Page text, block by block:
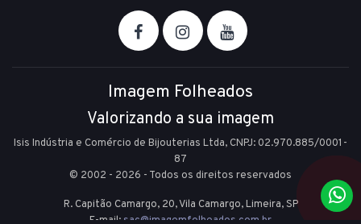
Imagem Folheados
Valorizando a sua imagem
Isis Indústria e Comércio de Bijouterias Ltda, CNPJ: 02.970.885/0001-
87
© 2002 - 2026 - Todos os direitos reservados
R. Capitão Camargo, 20, Vila Camargo,Limeira,SP
E-mail: sac@imagemfolheados.com.br